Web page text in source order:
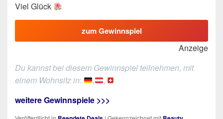
Viel Glück
zum Gewinnspiel
Anzeige
Du kannst bei diesem Gewinnspiel teilnehmen, mit
einem Wohnsitz in: ,
,
weitere Gewinnspiele >>>